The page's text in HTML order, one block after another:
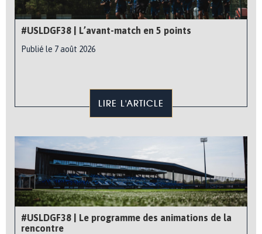
#USLDGF38 | L’avant-match en 5 points
Publié le 7 août 2026
LIRE L'ARTICLE
#USLDGF38 | Le programme des animations de la
rencontre